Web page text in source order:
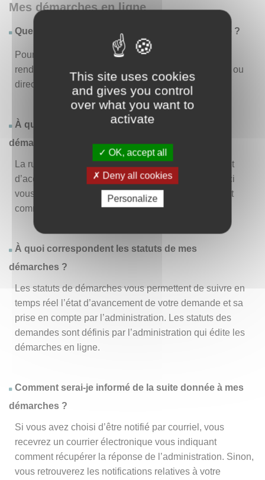
This site uses cookies
and gives you control
over what you want to
activate
OK, accept all
Deny all cookies
Personalize
Mes démarches en ligne
Quelles sont les démarches disponibles en ligne ?
Pour consulter la liste des démarches disponibles,
rendez-vous dans le menu « Liste des démarches » ou
directement en page d’accueil.
À quoi correspond la rubrique « Effectuer une
démarche » ?
La rubrique « Effectuer une démarche » vous permet
d’accéder à la liste des démarches disponibles. D’ici
vous pouvez choisir la démarche vous intéressant et
commencer à la remplir en un clic.
À quoi correspondent les statuts de mes
démarches ?
Les statuts de démarches vous permettent de suivre en
temps réel l’état d’avancement de votre demande et sa
prise en compte par l’administration. Les statuts des
demandes sont définis par l’administration qui édite les
démarches en ligne.
Comment serai-je informé de la suite donnée à mes
démarches ?
Si vous avez choisi d’être notifié par courriel, vous
recevrez un courrier électronique vous indiquant
comment récupérer la réponse de l’administration. Sinon,
vous retrouverez les notifications relatives à votre